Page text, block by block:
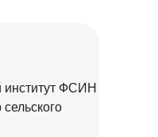
ФСИН